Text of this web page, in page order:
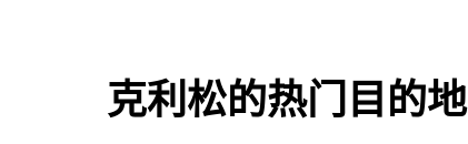
克利松的热门目的地